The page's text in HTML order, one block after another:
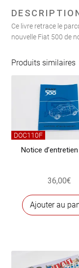
Ce livre retrace le
nouvelle Fiat 500 de
Produits similaires
DOC110F
Notice
36,00€
Ajouter au